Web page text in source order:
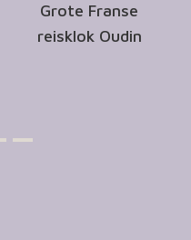
Grote Franse
reisklok Oudin